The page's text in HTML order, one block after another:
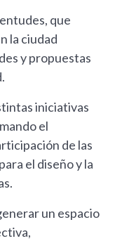
que
la ciudad
y propuestas
iniciativas
el
de las
el diseño y la
un espacio